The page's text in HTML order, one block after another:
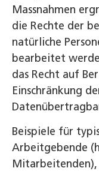
Massnahmen
die Rechte der
natürliche
bearbeitet
das Recht auf
Einschränkung
Beispiele für
Arbeitgebende
Mitarbeitenden),